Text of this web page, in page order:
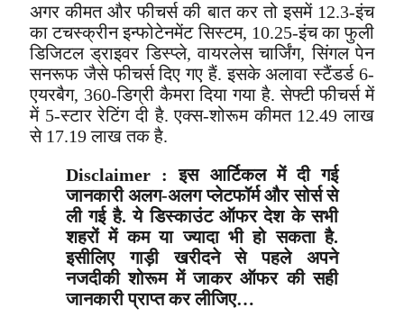
अगर कीमत और फीचर्स की बात कर तो इसमें 12.3-इंच
का टचस्क्रीन इन्फोटेनमेंट सिस्टम, 10.25-इंच का फुली
डिजिटल ड्राइवर डिस्प्ले, वायरलेस चार्जिंग, सिंगल पेन
सनरूफ जैसे फीचर्स दिए गए हैं. इसके अलावा स्टैंडर्ड 6-
एयरबैग, 360-डिग्री कैमरा दिया गया है. सेफ्टी फीचर्स में
में 5-स्टार रेटिंग दी है. एक्स-शोरूम कीमत 12.49 लाख
से 17.19 लाख तक है.
Disclaimer : इस आर्टिकल में दी गई
जानकारी अलग-अलग प्लेटफॉर्म और सोर्स से
ली गई है. ये डिस्काउंट ऑफर देश के सभी
शहरों में कम या ज्यादा भी हो सकता है.
इसीलिए गाड़ी खरीदने से पहले अपने
नजदीकी शोरूम में जाकर ऑफर की सही
जानकारी प्राप्त कर लीजिए…